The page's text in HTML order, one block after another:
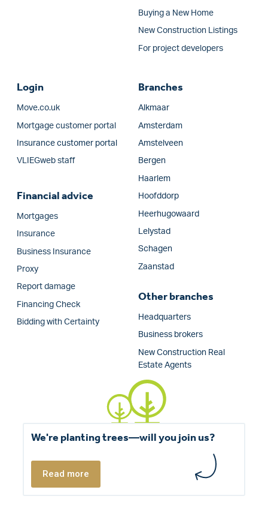
Buying a New Home
New Construction Listings
For project developers
Login
Move.co.uk
Mortgage customer portal
Insurance customer portal
VLIEGweb staff
Financial advice
Mortgages
Insurance
Business Insurance
Proxy
Report damage
Financing Check
Bidding with Certainty
Branches
Alkmaar
Amsterdam
Amstelveen
Bergen
Haarlem
Hoofddorp
Heerhugowaard
Lelystad
Schagen
Zaanstad
Other branches
Headquarters
Business brokers
New Construction Real
Estate Agents
We're planting trees—will you join us?
Read more